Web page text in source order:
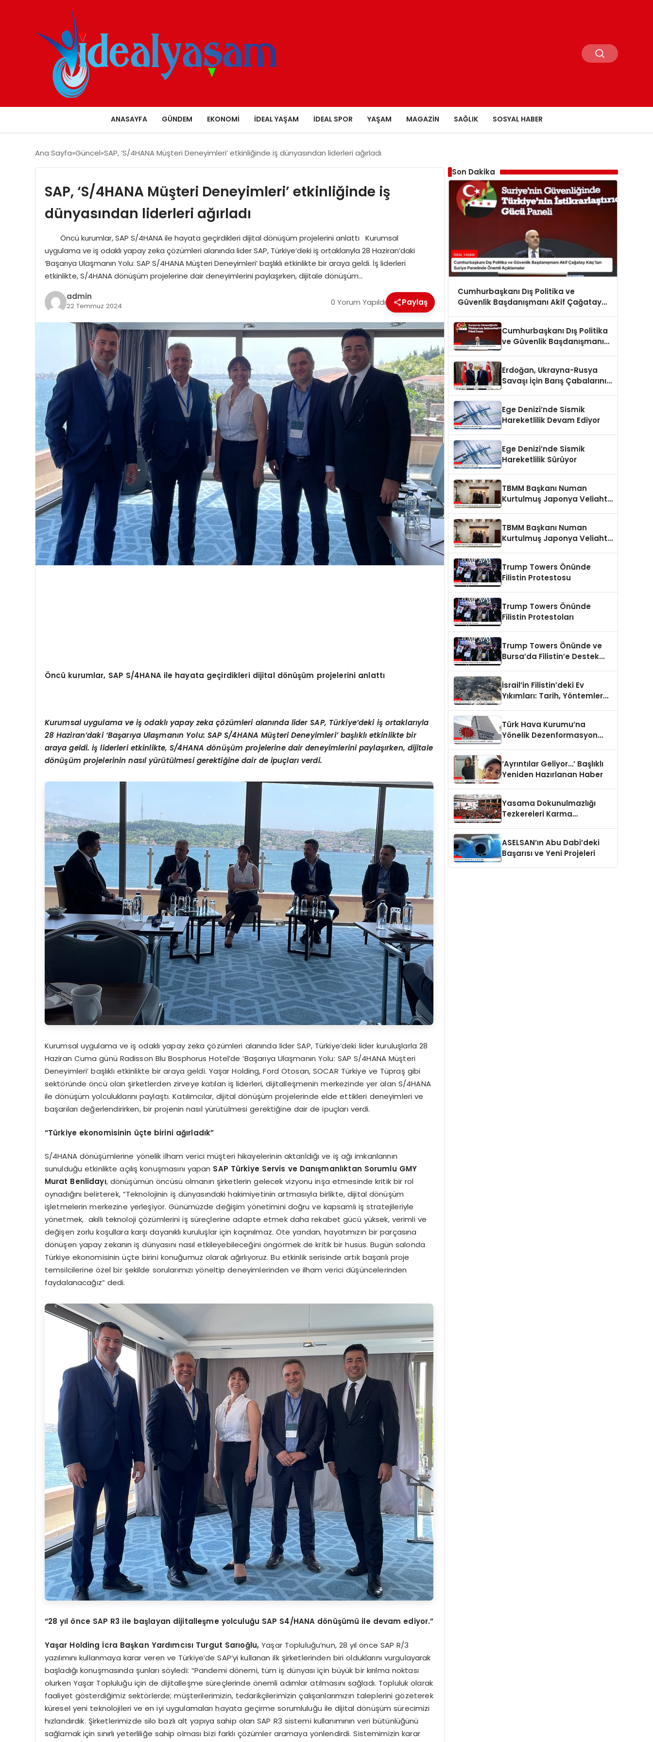
ANASAYFA GÜNDEM EKONOMI İDEAL YAŞAM İDEAL SPOR YAŞAM MAGAZIN SAĞLIK SOSYAL HABER
Ana Sayfa Güncel SAP, ‘S/4HANA Müşteri Deneyimleri’ etkinliğinde iş dünyasından liderleri ağırladı
SAP, ‘S/4HANA Müşteri Deneyimleri’ etkinliğinde iş
dünyasından liderleri ağırladı
Öncü kurumlar, SAP S/4HANA ile hayata geçirdikleri dijital dönüşüm projelerini anlattı Kurumsal
uygulama ve iş odaklı yapay zeka çözümleri alanında lider SAP, Türkiye’deki iş ortaklarıyla 28 Haziran’daki
‘Başarıya Ulaşmanın Yolu: SAP S/4HANA Müşteri Deneyimleri’ başlıklı etkinlikte bir araya geldi. İş liderleri
etkinlikte, S/4HANA dönüşüm projelerine dair deneyimlerini paylaşırken, dijitale dönüşüm…
admin
22 Temmuz 2024 0 Yorum Yapıldı Paylaş
Öncü kurumlar, SAP S/4HANA ile hayata geçirdikleri dijital dönüşüm projelerini anlattı
Kurumsal uygulama ve iş odaklı yapay zeka çözümleri alanında lider SAP, Türkiye’deki iş ortaklarıyla
28 Haziran’daki ‘Başarıya Ulaşmanın Yolu: SAP S/4HANA Müşteri Deneyimleri’ başlıklı etkinlikte bir
araya geldi. İş liderleri etkinlikte, S/4HANA dönüşüm projelerine dair deneyimlerini paylaşırken, dijitale
dönüşüm projelerinin nasıl yürütülmesi gerektiğine dair de ipuçları verdi.
Kurumsal uygulama ve iş odaklı yapay zeka çözümleri alanında lider SAP, Türkiye’deki lider kuruluşlarla 28
Haziran Cuma günü Radisson Blu Bosphorus Hotel’de ‘Başarıya Ulaşmanın Yolu: SAP S/4HANA Müşteri
Deneyimleri’ başlıklı etkinlikte bir araya geldi. Yaşar Holding, Ford Otosan, SOCAR Türkiye ve Tüpraş gibi
sektöründe öncü olan şirketlerden zirveye katılan iş liderleri, dijitalleşmenin merkezinde yer alan S/4HANA
ile dönüşüm yolculuklarını paylaştı. Katılımcılar, dijital dönüşüm projelerinde elde ettikleri deneyimleri ve
başarıları değerlendirirken, bir projenin nasıl yürütülmesi gerektiğine dair de ipuçları verdi.
“Türkiye ekonomisinin üçte birini ağırladık”
S/4HANA dönüşümlerine yönelik ilham verici müşteri hikayelerinin aktarıldığı ve iş ağı imkanlarının
sunulduğu etkinlikte açılış konuşmasını yapan SAP Türkiye Servis ve Danışmanlıktan Sorumlu GMY
Murat Benlidayı, dönüşümün öncüsü olmanın şirketlerin gelecek vizyonu inşa etmesinde kritik bir rol
oynadığını belirterek, “Teknolojinin iş dünyasındaki hakimiyetinin artmasıyla birlikte, dijital dönüşüm
işletmelerin merkezine yerleşiyor. Günümüzde değişim yönetimini doğru ve kapsamlı iş stratejileriyle
yönetmek, akıllı teknoloji çözümlerini iş süreçlerine adapte etmek daha rekabet gücü yüksek, verimli ve
değişen zorlu koşullara karşı dayanıklı kuruluşlar için kaçınılmaz. Öte yandan, hayatımızın bir parçasına
dönüşen yapay zekanın iş dünyasını nasıl etkileyebileceğini öngörmek de kritik bir husus. Bugün salonda
Türkiye ekonomisinin üçte birini konuğumuz olarak ağırlıyoruz. Bu etkinlik serisinde artık başarılı proje
temsilcilerine özel bir şekilde sorularımızı yöneltip deneyimlerinden ve ilham verici düşüncelerinden
faydalanacağız” dedi.
“28 yıl önce SAP R3 ile başlayan dijitalleşme yolculuğu SAP S4/HANA dönüşümü ile devam ediyor.”
Yaşar Holding İcra Başkan Yardımcısı Turgut Sarıoğlu, Yaşar Topluluğu’nun, 28 yıl önce SAP R/3
yazılımını kullanmaya karar veren ve Türkiye’de SAP’yi kullanan ilk şirketlerinden biri olduklarını vurgulayarak
başladığı konuşmasında şunları söyledi: “Pandemi dönemi, tüm iş dünyası için büyük bir kırılma noktası
olurken Yaşar Topluluğu için de dijitalleşme süreçlerinde önemli adımlar atılmasını sağladı. Topluluk olarak
faaliyet gösterdiğimiz sektörlerde; müşterilerimizin, tedarikçilerimizin çalışanlarımızın taleplerini gözeterek
küresel yeni teknolojileri ve en iyi uygulamaları hayata geçirme sorumluluğu ile dijital dönüşüm sürecimizi
hızlandırdık. Şirketlerimizde silo bazlı alt yapıya sahip olan SAP R3 sistemi kullanımının veri bütünlüğünü
sağlamak için sınırlı yeterliliğe sahip olması bizi farklı çözümler aramaya yönlendirdi. Sistemimizin karar
Son Dakika
Cumhurbaşkanı Dış Politika ve
Güvenlik Başdanışmanı Akif Çağatay
Açıklamalar
Cumhurbaşkanı Dış Politika
ve Güvenlik Başdanışmanı
Erdoğan, Ukrayna-Rusya
Savaşı İçin Barış Çabalarını
Ege Denizi’nde Sismik
Hareketlilik Devam Ediyor
Ege Denizi’nde Sismik
Hareketlilik Sürüyor
TBMM Başkanı Numan
Kurtulmuş Japonya Veliaht
TBMM Başkanı Numan
Kurtulmuş Japonya Veliaht
Trump Towers Önünde
Filistin Protestosu
Trump Towers Önünde
Filistin Protestoları
Trump Towers Önünde ve
Bursa’da Filistin’e Destek
İsrail’in Filistin’deki Ev
Yıkımları: Tarih, Yöntemler
Türk Hava Kurumu’na
Yönelik Dezenformasyon
‘Ayrıntılar Geliyor…’ Başlıklı
Yeniden Hazırlanan Haber
Yasama Dokunulmazlığı
Tezkereleri Karma
ASELSAN’ın Abu Dabi’deki
Başarısı ve Yeni Projeleri